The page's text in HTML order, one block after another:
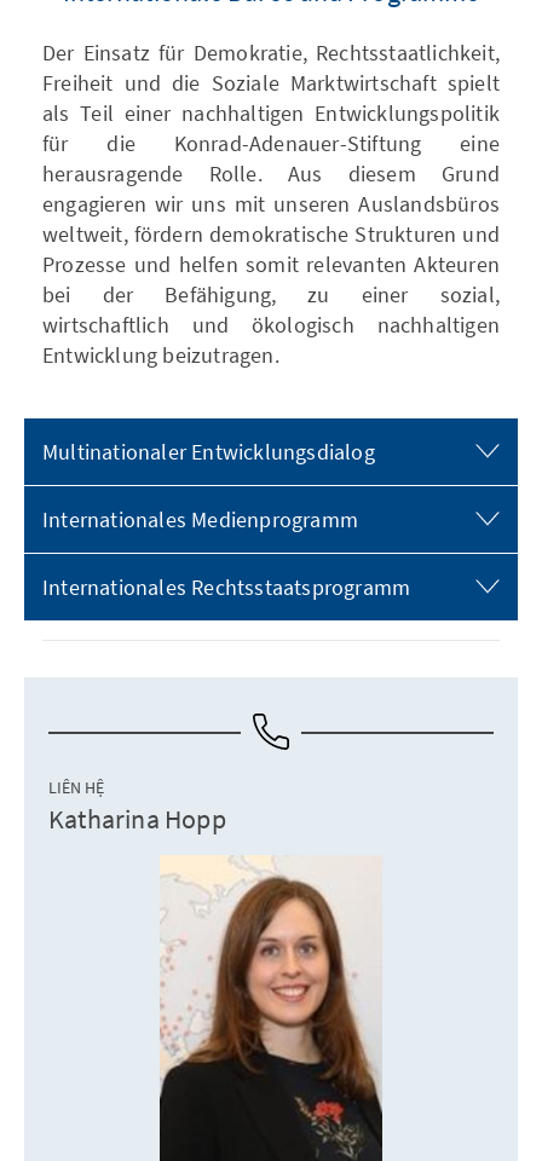
Der Einsatz für Demokratie, Rechtsstaatlichkeit,
Freiheit und die Soziale Marktwirtschaft spielt
als Teil einer nachhaltigen Entwicklungspolitik
für die Konrad-Adenauer-Stiftung eine
herausragende Rolle. Aus diesem Grund
engagieren wir uns mit unseren Auslandsbüros
weltweit, fördern demokratische Strukturen und
Prozesse und helfen somit relevanten Akteuren
bei der Befähigung, zu einer sozial,
wirtschaftlich und ökologisch nachhaltigen
Entwicklung beizutragen.
Multinationaler Entwicklungsdialog
Internationales Medienprogramm
Internationales Rechtsstaatsprogramm
LIÊN HỆ
Katharina Hopp